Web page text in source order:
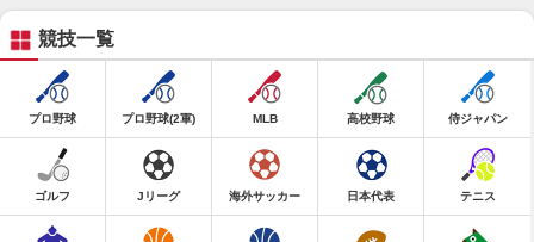
競技一覧
プロ野球 プロ野球(2軍) MLB 高校野球 侍ジャパン
ゴルフ Jリーグ 海外サッカー 日本代表 テニス